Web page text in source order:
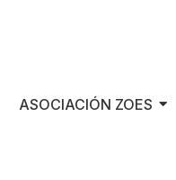
ASOCIACIÓN ZOES